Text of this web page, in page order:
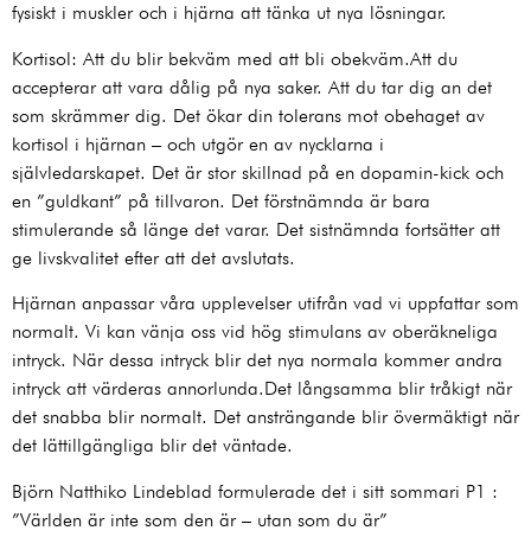
fysiskt i muskler och i hjärna att tänka ut nya lösningar.
Kortisol: Att du blir bekväm med att bli obekväm.Att du
accepterar att vara dålig på nya saker. Att du tar dig an det
som skrämmer dig. Det ökar din tolerans mot obehaget av
kortisol i hjärnan – och utgör en av nycklarna i
självledarskapet. Det är stor skillnad på en dopamin-kick och
en ”guldkant” på tillvaron. Det förstnämnda är bara
stimulerande så länge det varar. Det sistnämnda fortsätter att
ge livskvalitet efter att det avslutats.
Hjärnan anpassar våra upplevelser utifrån vad vi uppfattar som
normalt. Vi kan vänja oss vid hög stimulans av oberäkneliga
intryck. När dessa intryck blir det nya normala kommer andra
intryck att värderas annorlunda.Det långsamma blir tråkigt när
det snabba blir normalt. Det ansträngande blir övermäktigt när
det lättillgängliga blir det väntade.
Björn Natthiko Lindeblad formulerade det i sitt sommari P1 :
”Världen är inte som den är – utan som du är”